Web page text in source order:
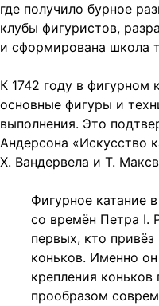
где получило бурное
клубы фигуристов,
и сформирована школа
К 1742 году в фигурном
основные фигуры и
выполнения. Это
Андерсона «Искусство
X. Вандервела и Т.
Фигурное катание
со времён Петра I.
первых, кто
коньков. Именно
крепления
прообразом